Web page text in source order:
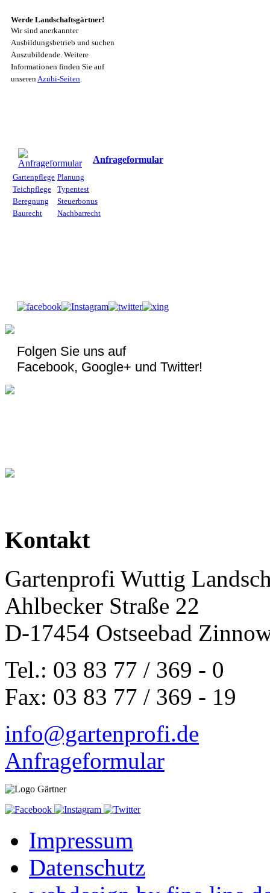
Werde Landschaftsgärtner!
Wir sind anerkannter
Ausbildungsbetrieb und suchen
Auszubildende. Weitere
Informationen finden Sie auf
unseren Azubi-Seiten
Anfrageformular
Gartenpflege Planung
Teichpflege
Typentest
Beregnung
Steuerbonus
Baurecht
Nachbarrecht
Folgen Sie uns auf
Facebook, Google+ und Twitter!
Kontakt
Gartenprofi Wuttig
Ahlbecker Straße 22
D-17454 Ostseebad
Tel.: 03 83 77 / 369 - 0
Fax: 03 83 77 / 369 - 19
info@gartenprofi.de
Anfrageformular
Impressum
Datenschutz